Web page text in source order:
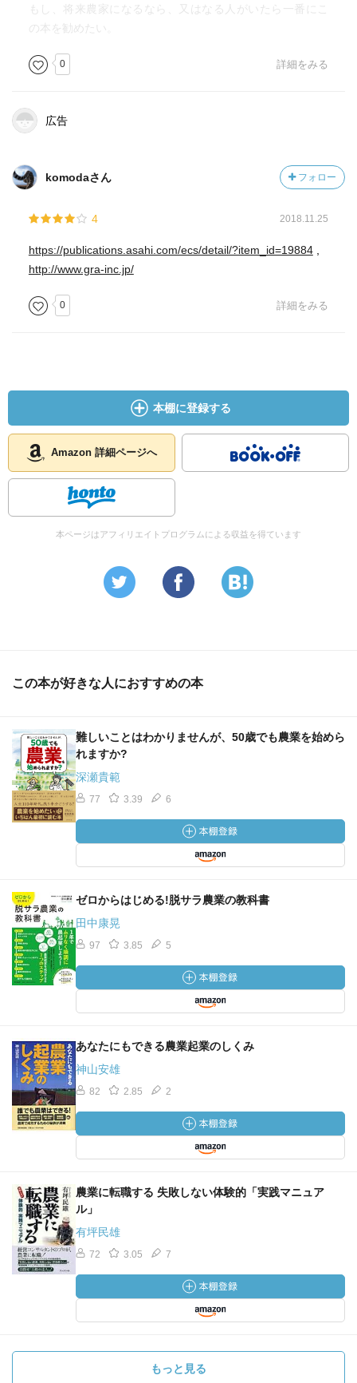
もし、将来農家になるなら、又はなる人がいたら一番にこ
の本を勧めたい。
0 詳細をみる
広告
komodaさん フォロー
4 2018.11.25
https://publications.asahi.com/ecs/detail/?item_id=19884,
http://www.gra-inc.jp/
0 詳細をみる
本棚に登録する
Amazon 詳細ページへ
本ページはアフィリエイトプログラムによる収益を得ています
この本が好きな人におすすめの本
難しいことはわかりませんが、50歳でも農業を始めら
れますか?
深瀬貴範
77 3.39 6
ゼロからはじめる!脱サラ農業の教科書
田中康晃
97 3.85 5
あなたにもできる農業起業のしくみ
神山安雄
82 2.85 2
農業に転職する 失敗しない体験的「実践マニュア
ル」
有坪民雄
72 3.05 7
もっと見る